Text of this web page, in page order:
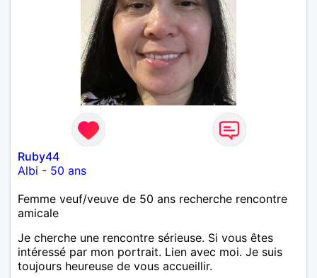
Ruby44
Albi - 50 ans
Femme veuf/veuve de 50 ans recherche rencontre
amicale
Je cherche une rencontre sérieuse. Si vous êtes
intéressé par mon portrait. Lien avec moi. Je suis
toujours heureuse de vous accueillir.